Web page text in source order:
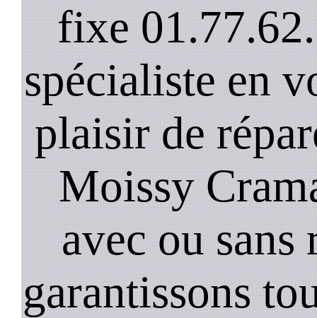
fixe
spécialiste en
plaisir de
Moissy
avec ou sans
garantissons